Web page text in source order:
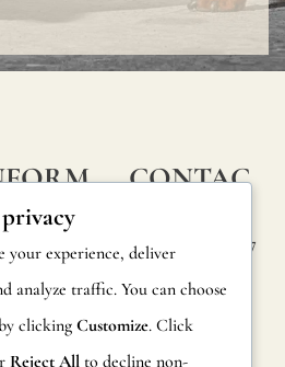
CONTAC
Calle Alheli, 7
29730 Rincón
de la Victoria
España
your experience, deliver
analyze traffic. You can choose
clicking Customize. Click
Reject All to decline non-